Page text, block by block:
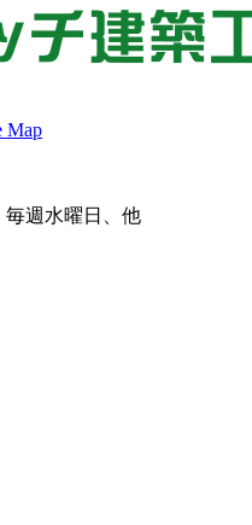
Map
毎週水曜日、他